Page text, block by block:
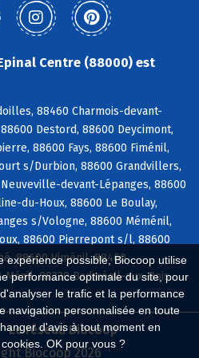
expérience possible, Biocoop utilise
performance optimale du site, pour
le trafic et la performance
navigation personnalisée en toute
d'avis à tout moment en
OK pour vous ?
Centre (88000) est
88460 Charmois-devant-
Destord, 88600 Deycimont,
88600 Fays, 88600 Fiménil,
s/Durbion, 88600 Grandvillers,
devant-Lépanges, 88600
du-Houx, 88600 Le Boulay,
s/Vologne, 88600 Méménil,
88600 Pierrepont s/l, 88600
88600 Viménil, 88460
88330 Badménil-aux-Bois
Le réseau Biocoop
Biocoop 2026